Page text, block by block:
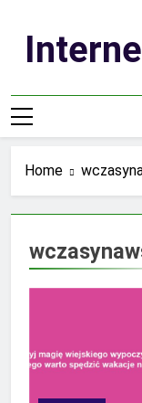
content
Home